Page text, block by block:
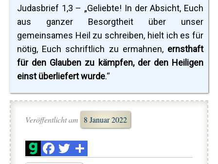
Judasbrief 1,3 – „Geliebte! In der Absicht, Euch
aus ganzer Besorgtheit über unser
gemeinsames Heil zu schreiben, hielt ich es für
nötig, Euch schriftlich zu ermahnen, ernsthaft
für den Glauben zu kämpfen, der den Heiligen
einst überliefert wurde.“
Veröffentlicht am 8 Januar 2022